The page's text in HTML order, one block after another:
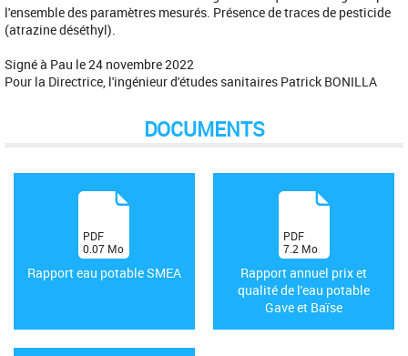
l'ensemble des paramètres mesurés. Présence de traces de pesticide
(atrazine déséthyl).
Signé à Pau le 24 novembre 2022
Pour la Directrice, l'ingénieur d'études sanitaires Patrick BONILLA
DOCUMENTS
Rapport eau potable SMEA
(PDF
0.07 Mo
)
Rapport annuel prix et
qualité de l'eau potable
Gave et Baïse
(PDF
7.2 Mo
)